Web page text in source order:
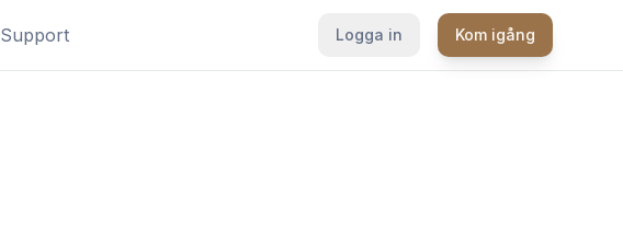
Support Logga in Kom igång